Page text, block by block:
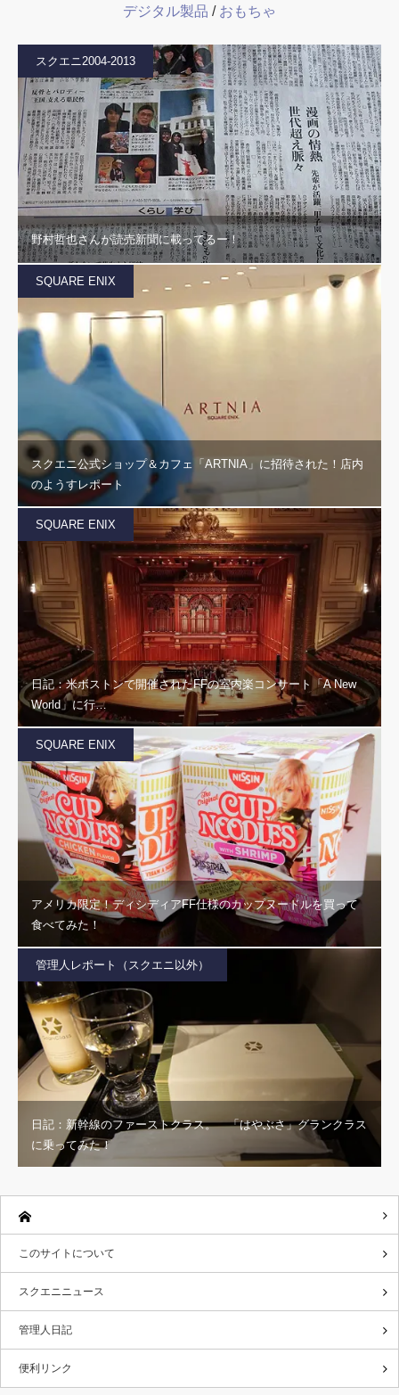
デジタル製品 / おもちゃ
スクエニ2004-2013
野村哲也さんが読売新聞に載ってるー！
SQUARE ENIX
スクエニ公式ショップ＆カフェ「ARTNIA」に招待された！店内
のようすレポート
SQUARE ENIX
日記：米ボストンで開催されたFFの室内楽コンサート「A New
World」に行…
SQUARE ENIX
アメリカ限定！ディシディアFF仕様のカップヌードルを買って
食べてみた！
管理人レポート（スクエニ以外）
日記：新幹線のファーストクラス。 「はやぶさ」グランクラス
に乗ってみた！
このサイトについて
スクエニニュース
管理人日記
便利リンク